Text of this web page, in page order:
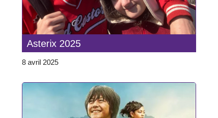
Asterix 2025
8 avril 2025